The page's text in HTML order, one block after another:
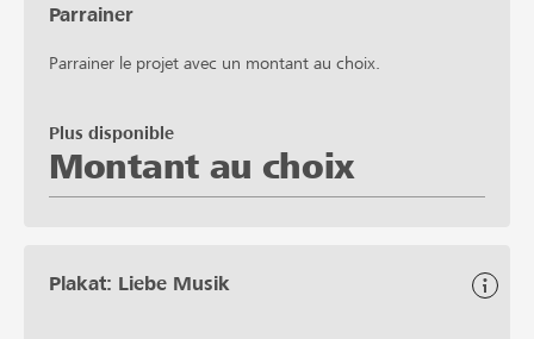
Parrainer
Parrainer le projet avec un montant au choix.
Montant au choix
Plus disponible
Plakat: Liebe Musik